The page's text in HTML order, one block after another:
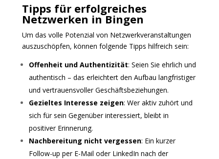
Tipps für erfolgreiches
Netzwerken in Bingen
Um das volle Potenzial von Netzwerkveranstaltungen
auszuschöpfen, können folgende Tipps hilfreich sein:
Offenheit und Authentizität: Seien Sie ehrlich und
authentisch – das erleichtert den Aufbau langfristiger
und vertrauensvoller Geschäftsbeziehungen.
Gezieltes Interesse zeigen: Wer aktiv zuhört und
sich für sein Gegenüber interessiert, bleibt in
positiver Erinnerung.
Nachbereitung nicht vergessen: Ein kurzer
Follow-up per E-Mail oder LinkedIn nach der